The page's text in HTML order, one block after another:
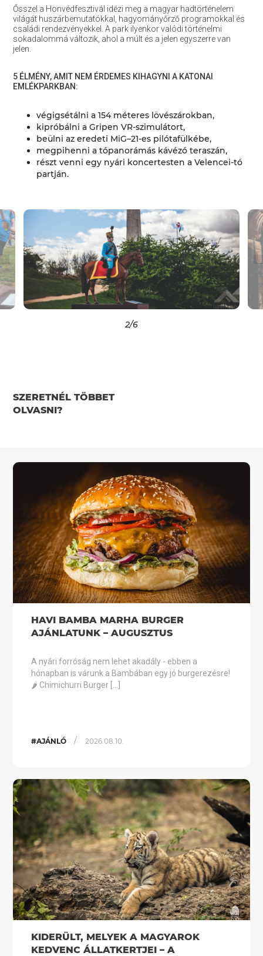
Ősszel a Honvédfesztivál idézi meg a magyar hadtörténelem
világát huszárbemutatókkal, hagyományőrző programokkal és
családi rendezvényekkel. A park ilyenkor valódi történelmi
sokadalommá változik, ahol a múlt és a jelen egyszerre van
jelen.
5 ÉLMÉNY, AMIT NEM ÉR­DEMES KIHAGYNI A KATO­NAI
EMLÉKPARKBAN:
végigsétálni a 154 méteres lövészárokban,
kipróbálni a Gripen VR-szi­mulátort,
beülni az eredeti MiG–21-es pilótafülkébe,
megpihenni a tópanorámás ká­vézó teraszán,
részt venni egy nyári koncer­testen a Velencei-tó
partján.
2/6
SZERETNÉL TÖBBET
OLVASNI?
HAVI BAMBA MARHA BURGER
AJÁNLATUNK – AUGUSZTUS
A nyári forróság nem lehet akadály - ebben a
hónapban is várunk a Bambában egy jó burgerezésre!
🌶️ Chimichurri Burger […]
#AJÁNLÓ / 2026.08.10.
KIDERÜLT, MELYEK A MAGYAROK
KEDVENC ÁLLATKERTJEI – A